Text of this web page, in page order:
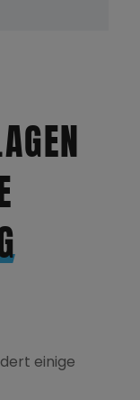
einige